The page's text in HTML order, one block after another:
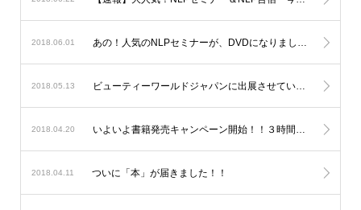
2018.06.01 あの！人気のNLPセミナーが、DVDになりました。
2018.05.13 ビューティーワールドジャパンに出展させていただきます！
2018.04.20 いよいよ書籍発売キャンペーン開始！！３時間ですでに・・・
2018.04.11 ついに「本」が届きました！！